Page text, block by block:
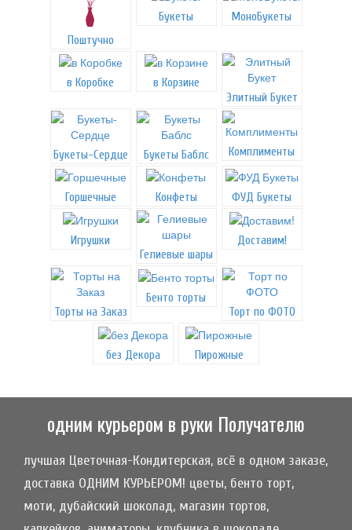
Поштучно
Букеты МоноБукеты
в Коробке
в Корзине
Элитный Букет
Букеты-Сердце Букеты Баблс Комплименты
Горшечные Конфеты ФУД Букеты
Игрушки
Гелиевые шары
Доставим!
Торты на Заказ
Бенто торты
Торт по ФОТО
без Декора Пирожные
одним курьером в руки Получателю
лучшая Цветочная-Кондитерская, всё в одном заказе,
доставка ОДНИМ КУРЬЕРОМ! цветы, бенто торт,
моти, дубайский шоколад, магазин тортов,